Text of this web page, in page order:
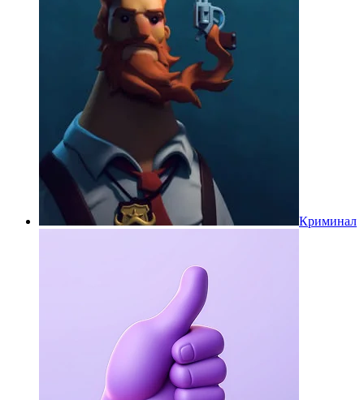
Криминал